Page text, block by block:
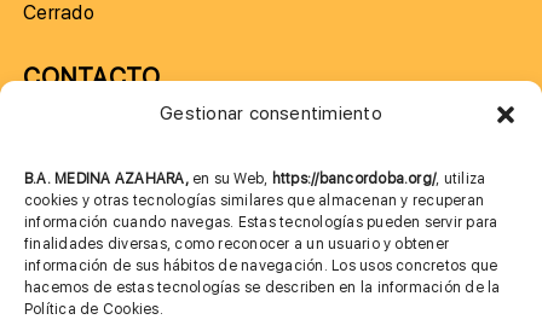
Gestionar consentimiento
B.A. MEDINA AZAHARA, en su Web, https://bancordoba.org/, utiliza
cookies y otras tecnologías similares que almacenan y recuperan
información cuando navegas. Estas tecnologías pueden servir para
finalidades diversas, como reconocer a un usuario y obtener
información de sus hábitos de navegación. Los usos concretos que
hacemos de estas tecnologías se describen en la información de la
Política de Cookies.
Cerrado
CONTACTO
685 901 226
MÁS INFORMACIÓN